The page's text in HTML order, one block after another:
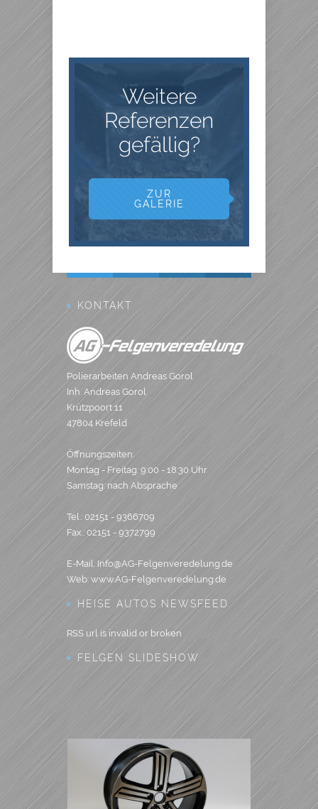
Weitere
Referenzen
gefällig?
ZUR
GALERIE
KONTAKT
Polierarbeiten Andreas Gorol
Inh. Andreas Gorol
Krützpoort 11
47804 Krefeld
Öffnungszeiten:
Montag - Freitag: 9:00 - 18:30 Uhr
Samstag: nach Absprache
Tel.: 02151 - 9366709
Fax.: 02151 - 9372799
E-Mail: Info@AG-Felgenveredelung.de
Web: www.AG-Felgenveredelung.de
HEISE AUTOS NEWSFEED
RSS url is invalid or broken
FELGEN SLIDESHOW